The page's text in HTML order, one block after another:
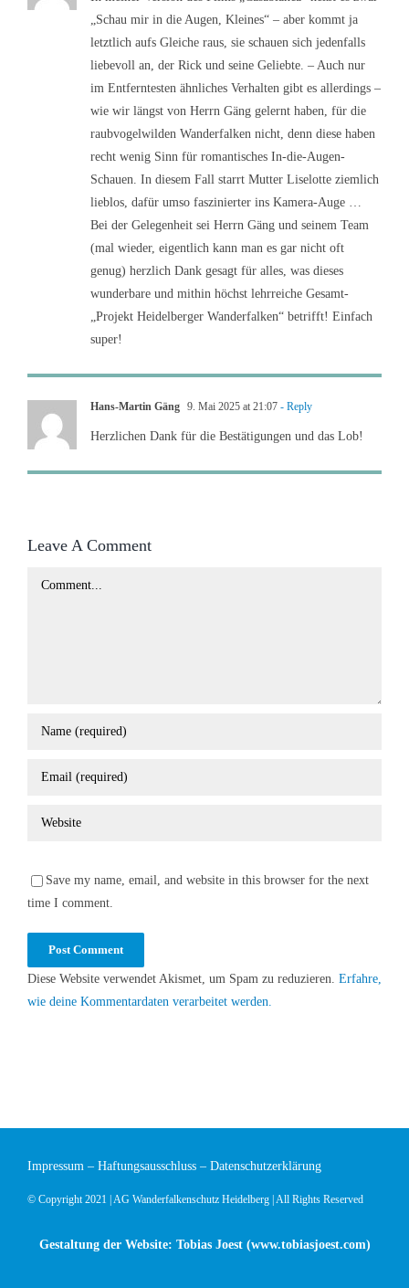
„Schau mir in die Augen, Kleines“ – aber kommt ja
letztlich aufs Gleiche raus, sie schauen sich jedenfalls
liebevoll an, der Rick und seine Geliebte. – Auch nur
im Entferntesten ähnliches Verhalten gibt es allerdings –
wie wir längst von Herrn Gäng gelernt haben, für die
raubvogelwilden Wanderfalken nicht, denn diese haben
recht wenig Sinn für romantisches In-die-Augen-
Schauen. In diesem Fall starrt Mutter Liselotte ziemlich
lieblos, dafür umso faszinierter ins Kamera-Auge …
Bei der Gelegenheit sei Herrn Gäng und seinem Team
(mal wieder, eigentlich kann man es gar nicht oft
genug) herzlich Dank gesagt für alles, was dieses
wunderbare und mithin höchst lehrreiche Gesamt-
„Projekt Heidelberger Wanderfalken“ betrifft! Einfach
super!
Hans-Martin Gäng 9. Mai 2025 at 21:07- Reply
Herzlichen Dank für die Bestätigungen und das Lob!
Leave A Comment
Comment
Save my name, email, and website in this browser for the next
time I comment.
Diese Website verwendet Akismet, um Spam zu reduzieren. Erfahre,
wie deine Kommentardaten verarbeitet werden.
Impressum – Haftungsausschluss – Datenschutzerklärung
© Copyright 2021 | AG Wanderfalkenschutz Heidelberg | All Rights Reserved
Gestaltung der Website: Tobias Joest (www.tobiasjoest.com)